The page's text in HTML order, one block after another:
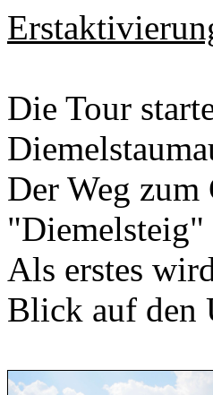
Die Tour
Der Weg
"Diemelsteig"
Als erstes
Blick auf den